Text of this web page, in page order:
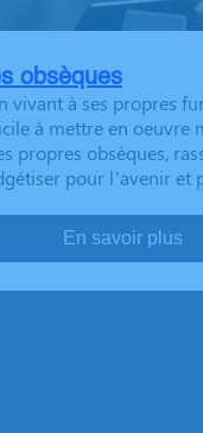
obsèques
vivant à ses propres
à mettre en oeuvre
propres obsèques,
pour l’avenir et
En savoir plus